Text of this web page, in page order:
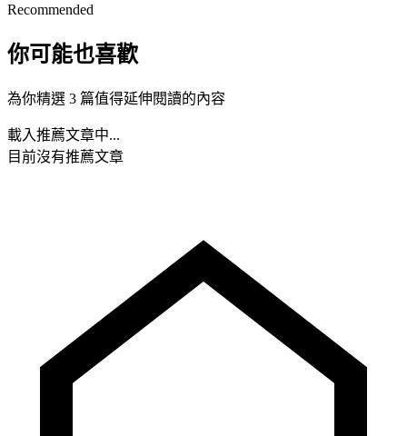
Recommended
你可能也喜歡
為你精選 3 篇值得延伸閱讀的內容
載入推薦文章中...
目前沒有推薦文章